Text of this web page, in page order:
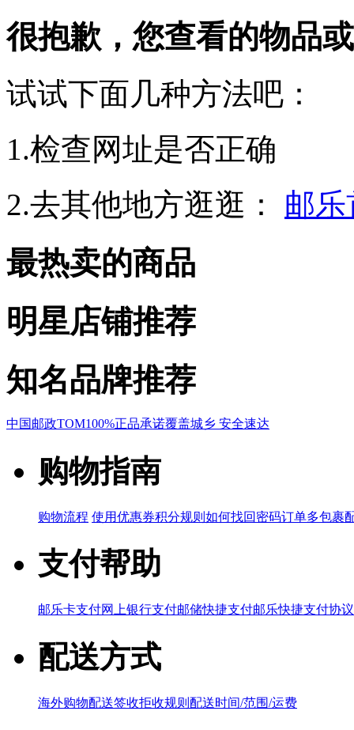
很抱歉，您查看的物品
试试下面几种方法吧：
1.检查网址是否正确
2.去其他地方逛逛：
邮
最热卖的商品
明星店铺推荐
知名品牌推荐
中国邮政TOM100%正品承诺覆盖城乡 安全速达
购物指南
购物流程 使用优惠券积分规则 如何找回密码订单多包裹
支付帮助
邮乐卡支付网上银行支付邮储快捷支付邮乐快捷支付协议
配送方式
海外购物配送签收拒收规则 配送时间/范围/运费